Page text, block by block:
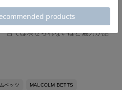
ーは、ハンドメイドで作られてい
言では表せられないほど魅力が詰
ベッツ MALCOLM BETTS